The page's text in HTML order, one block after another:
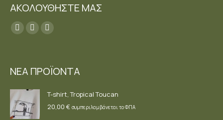
ΑΚΟΛΟΥΘΗΣΤΕ ΜΑΣ
Find us on:
Facebook
in
window
YouTube
in
window
Instagram
in
window
ΝΕΑ ΠΡΟΪΟΝΤΑ
T-shirt, Tropical Toucan
20,00 € συμπεριλαμβάνεται το ΦΠΑ